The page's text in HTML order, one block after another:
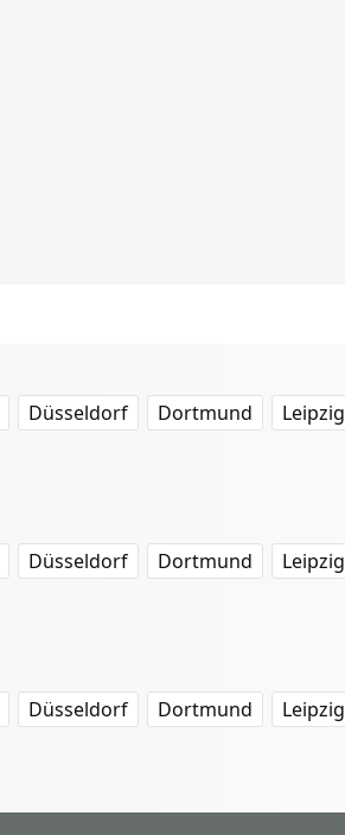
Düsseldorf Dortmund Leipzig
Düsseldorf Dortmund Leipzig
Düsseldorf Dortmund Leipzig